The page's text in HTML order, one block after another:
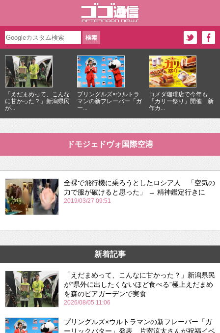
「えだまめって、こんな
に甘かった？」新潟県民
が...
プリングルズ×ウルトラ
マンの新フレーバー「ガ
ー...
コメダ珈琲店で今年も
「カリー祭り」開催 新
作カ...
ドモジェドヴォ国際空港
全裸で飛行機に乗ろうとしたロシア人 「空気の
力で服が破けると思った」 → 精神鑑定行きに
2019/03/27 09:51
新着記事
「えだまめって、こんなに甘かった？」新潟県民
が“県外に出したくないほど食べる”極上えだまめ
を森のビアガーデンで実食
2026/08/05 11:06
プリングルズ×ウルトラマンの新フレーバー「ガ
ーリックバター」発表 片寄涼太さんが祝福イベ